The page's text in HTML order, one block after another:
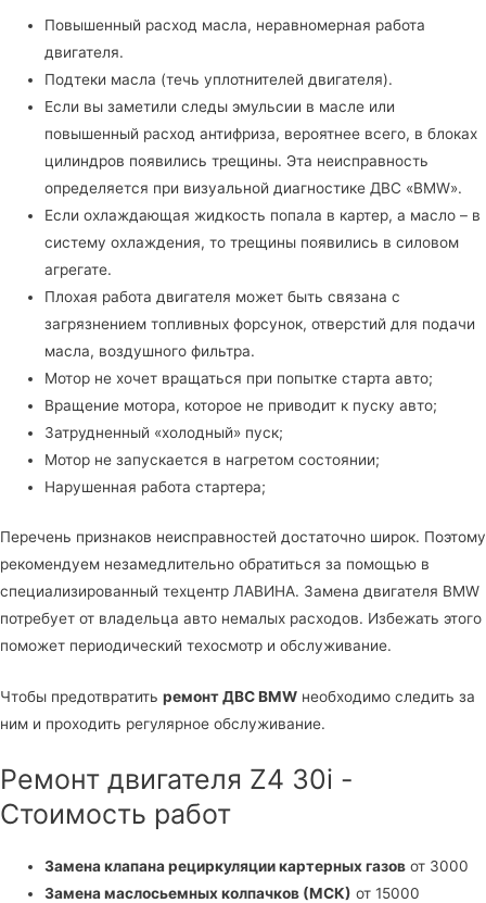
Повышенный расход масла, неравномерная работа
двигателя.
Подтеки масла (течь уплотнителей двигателя).
Если вы заметили следы эмульсии в масле или
повышенный расход антифриза, вероятнее всего, в блоках
цилиндров появились трещины. Эта неисправность
определяется при визуальной диагностике ДВС «BMW».
Если охлаждающая жидкость попала в картер, а масло – в
систему охлаждения, то трещины появились в силовом
агрегате.
Плохая работа двигателя может быть связана с
загрязнением топливных форсунок, отверстий для подачи
масла, воздушного фильтра.
Мотор не хочет вращаться при попытке старта авто;
Вращение мотора, которое не приводит к пуску авто;
Затрудненный «холодный» пуск;
Мотор не запускается в нагретом состоянии;
Нарушенная работа стартера;
Перечень признаков неисправностей достаточно широк. Поэтому
рекомендуем незамедлительно обратиться за помощью в
специализированный техцентр ЛАВИНА. Замена двигателя BMW
потребует от владельца авто немалых расходов. Избежать этого
поможет периодический техосмотр и обслуживание.
Чтобы предотвратить ремонт ДВС BMW необходимо следить за
ним и проходить регулярное обслуживание.
Ремонт двигателя Z4 30i -
Стоимость работ
Замена клапана рециркуляции картерных газов от 3000
Замена маслосьемных колпачков (МСК) от 15000